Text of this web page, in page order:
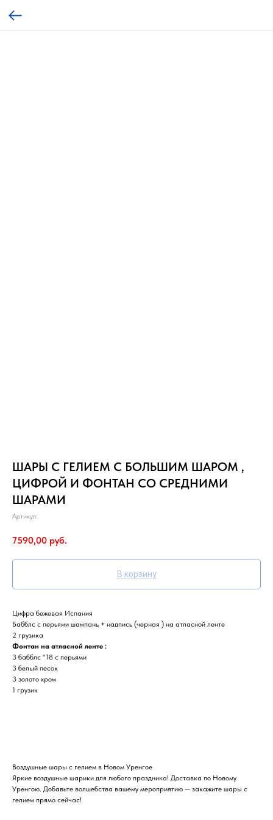
ШАРЫ С ГЕЛИЕМ С БОЛЬШИМ ШАРОМ ,
ЦИФРОЙ И ФОНТАН СО СРЕДНИМИ
ШАРАМИ
Артикул:
7590,00 руб.
В корзину
Цифра бежевая Испания
Бабблс с перьями шампань + надпись (черная ) на атласной ленте
2 грузика
Фонтан на атласной ленте :
3 бабблс "18 с перьями
3 белый песок
3 золото хром
1 грузик
Воздушные шары с гелием в Новом Уренгое
Яркие воздушные шарики для любого праздника! Доставка по Новому
Уренгою. Добавьте волшебства вашему мероприятию — закажите шары с
гелием прямо сейчас!